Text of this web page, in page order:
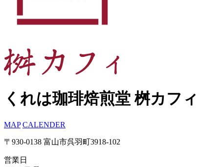
くれは珈琲焙煎堂 桝カフィ
MAP CALENDER
〒930-0138 富山市呉羽町3918-102
営業日